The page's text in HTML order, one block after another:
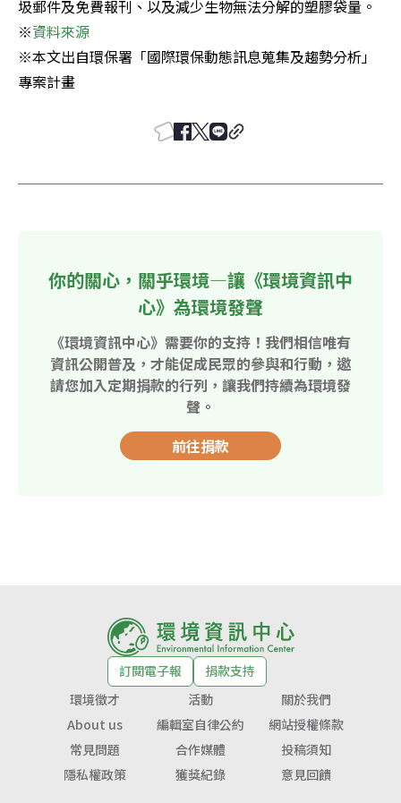
圾郵件及免費報刊、以及減少生物無法分解的塑膠袋量。
※
※本文出自環保署「國際環保動態訊息蒐集及趨勢分析」
專案計畫
你的關心，關乎環境—讓《環境資訊中
心》為環境發聲
《環境資訊中心》需要你的支持！我們相信唯有
資訊公開普及，才能促成民眾的參與和行動，邀
請您加入定期捐款的行列，讓我們持續為環境發
聲。
前往捐款
訂閱電子報
捐款支持
環境徵才
活動
關於我們
About us
編輯室自律公約
網站授權條款
常見問題
合作媒體
投稿須知
隱私權政策
獲獎紀錄 意見回饋